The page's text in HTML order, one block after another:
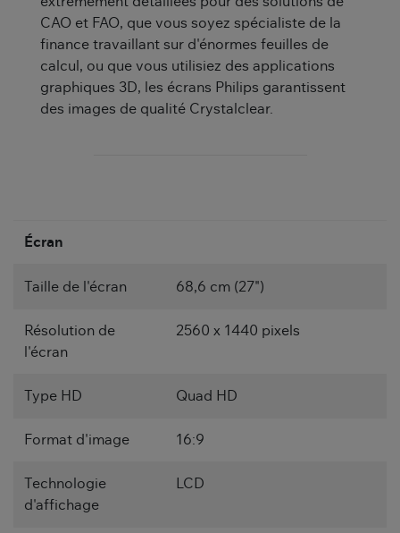
CAO et FAO, que vous soyez spécialiste de la
finance travaillant sur d'énormes feuilles de
calcul, ou que vous utilisiez des applications
graphiques 3D, les écrans Philips garantissent
des images de qualité Crystalclear.
Écran
Taille de l'écran 68,6 cm (27")
Résolution de
l'écran
2560 x 1440 pixels
Type HD Quad HD
Format d'image 16:9
Technologie
d'affichage
LCD